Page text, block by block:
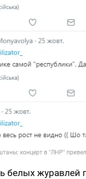
белых журавлей